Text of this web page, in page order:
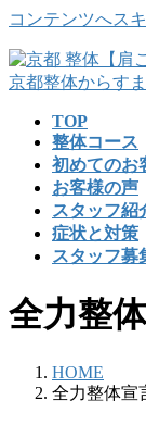
コンテンツへス
TOP
整体コース
初めてのお
お客様の声
スタッフ紹
症状と対策
スタッフ募
全力整
HOME
全力整体宣